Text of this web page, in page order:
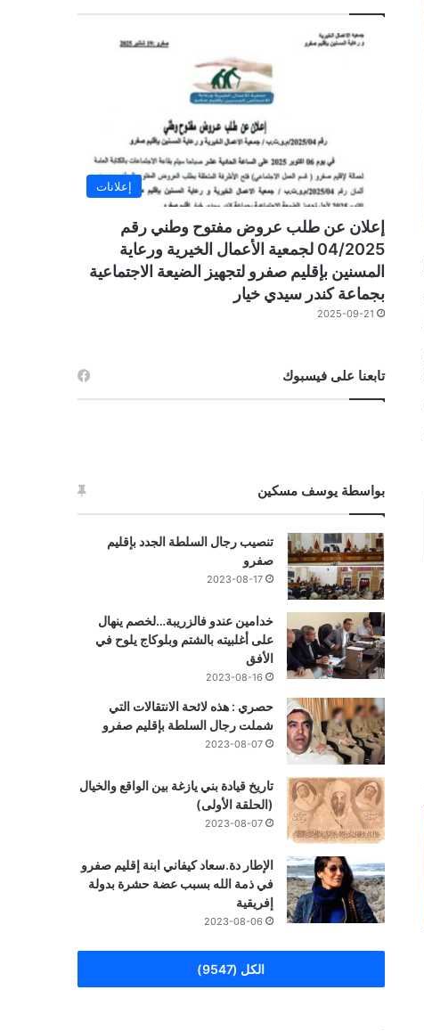
إعلانات
إعلان عن طلب عروض مفتوح وطني رقم
04/2025 لجمعية الأعمال الخيرية ورعاية
المسنين بإقليم صفرو لتجهيز الضيعة الاجتماعية
بجماعة كندر سيدي خيار
2025-09-21
تابعنا على فيسبوك
بواسطة يوسف مسكين
تنصيب رجال السلطة الجدد بإقليم
صفرو
2023-08-17
خدامين عندو فالزريبة…لخصم ينهال
على أغلبيته بالشتم وبلوكاج يلوح في
الأفق
2023-08-16
حصري : هذه لائحة الانتقالات التي
شملت رجال السلطة بإقليم صفرو
2023-08-07
تاريخ قيادة بني يازغة بين الواقع والخيال
(الحلقة الأولى)
2023-08-07
الإطار دة.سعاد كيفاني ابنة إقليم صفرو
في ذمة الله بسبب عضة حشرة بدولة
إفريقية
2023-08-06
الكل (9547)